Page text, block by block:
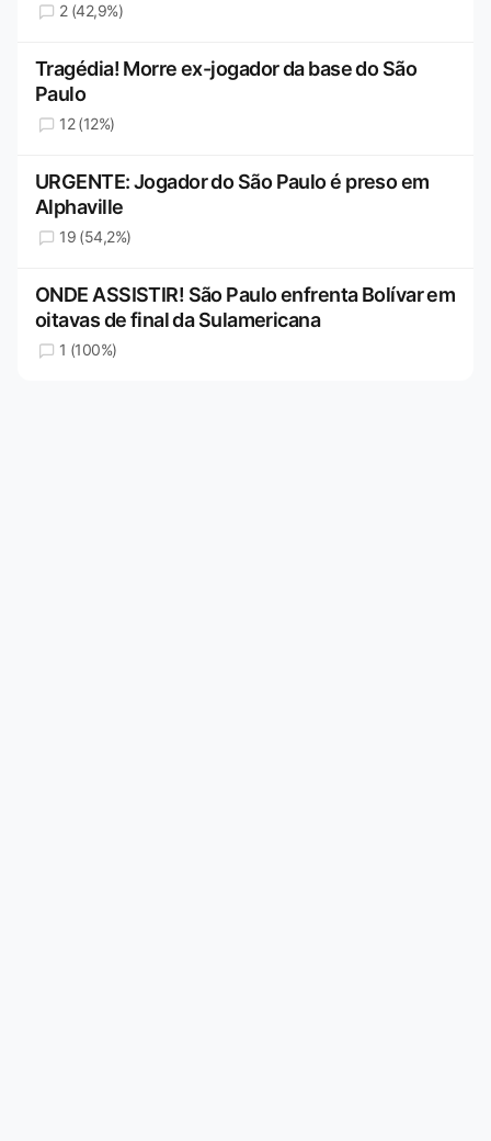
2 (42,9%)
Tragédia! Morre ex-jogador da base do São
Paulo
12 (12%)
URGENTE: Jogador do São Paulo é preso em
Alphaville
19 (54,2%)
ONDE ASSISTIR! São Paulo enfrenta Bolívar em
oitavas de final da Sulamericana
1 (100%)